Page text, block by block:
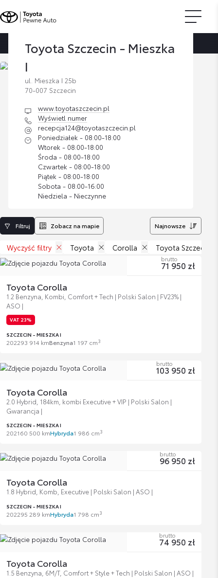
Strona główna Znajdź dilera Toyota Szczecin - Mieszka I
Toyota Szczecin - Mieszka
I
ul. Mieszka I 25b
70-007 Szczecin
www.toyotaszczecin.pl
Wyświetl numer
recepcja124@toyotaszczecin.pl
Poniedziałek - 08:00-18:00
Wtorek - 08:00-18:00
Środa - 08:00-18:00
Czwartek - 08:00-18:00
Piątek - 08:00-18:00
Sobota - 08:00-16:00
Niedziela - Nieczynne
Filtruj Zobacz na mapie Najnowsze
Wyczyść filtry Toyota Corolla Toyota Szczecin -
Toyota Corolla
1.2 Benzyna, Kombi, Comfort + Tech | Polski Salon | FV23% |
ASO |
VAT 23%
SZCZECIN - MIESZKA I
202293 914 kmBenzyna1 197 cm3
brutto
71 950 zł
Toyota Corolla
2.0 Hybrid, 184km, kombi Executive + VIP | Polski Salon |
Gwarancja |
SZCZECIN - MIESZKA I
202160 500 kmHybryda1 986 cm3
brutto
103 950 zł
Toyota Corolla
1.8 Hybrid, Komb, Executive | Polski Salon | ASO |
SZCZECIN - MIESZKA I
202295 289 kmHybryda1 798 cm3
brutto
96 950 zł
Toyota Corolla
1.5 Benzyna, 6M/T, Comfort + Style + Tech | Polski Salon | ASO |
brutto
74 950 zł